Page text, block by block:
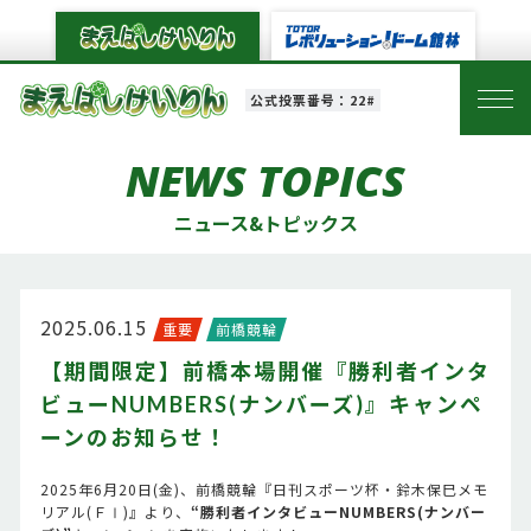
公式投票番号：22#
NEWS TOPICS
ニュース&トピックス
2025.06.15 重要 前橋競輪
【期間限定】前橋本場開催『勝利者インタ
ビューNUMBERS(ナンバーズ)』キャンペ
ーンのお知らせ！
2025年6月20日(金)、前橋競輪『日刊スポーツ杯・鈴木保巳メモ
リアル(ＦⅠ)』より、 “勝利者インタビューNUMBERS(ナンバー